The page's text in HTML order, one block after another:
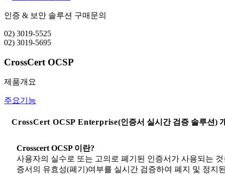
인증 & 보안 솔루션 구매문의
02) 3019-5525
02) 3019-5695
CrossCert OCSP
제품개요
주요기능
CrossCert OCSP Enterprise(인증서 실시간 검증 솔루션)
Crosscert OCSP 이란?
사용자의 실수로 또는 고의로 폐기된 인증서가 사용되는
증서의 유효성(폐기)여부를 실시간 검증하여 폐지 및 정지